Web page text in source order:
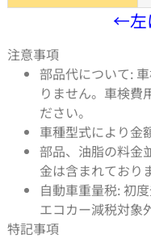
←左
注意事項
部品代について:
りません。車検費
ださい。
車種型式により金
部品、油脂の料金
金は含まれており
自動車重量税: 初
エコカー減税対象
特記事項